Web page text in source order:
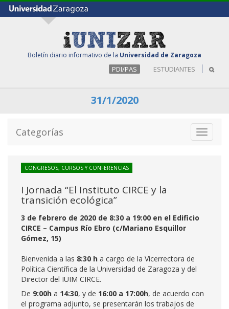
Boletín diario informativo de la Universidad de Zaragoza
PDI/PAS ESTUDIANTES
31/1/2020
Toggle
Categorías
CONGRESOS, CURSOS Y CONFERENCIAS
I Jornada “El Instituto CIRCE y la
transición ecológica”
3 de febrero de 2020 de 8:30 a 19:00 en el Edificio
CIRCE – Campus Río Ebro (c/Mariano Esquillor
Gómez, 15)
Bienvenida a las 8:30 h a cargo de la Vicerrectora de
Política Científica de la Universidad de Zaragoza y del
Director del IUIM CIRCE.
De 9:00h a 14:30, y de 16:00 a 17:00h, de acuerdo con
el programa adjunto, se presentarán los trabajos de